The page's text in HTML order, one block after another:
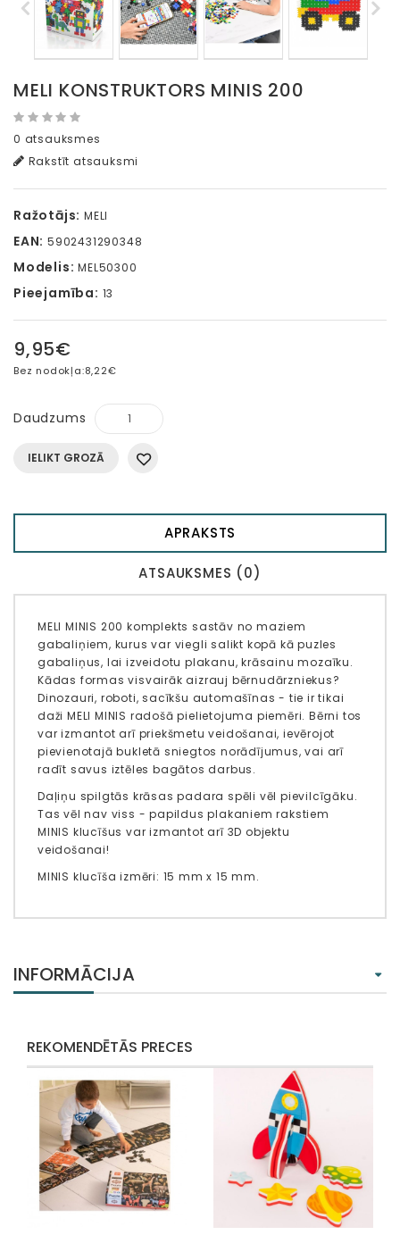
MELI KONSTRUKTORS MINIS 200
0 atsauksmes
Rakstīt atsauksmi
Ražotājs: MELI
EAN: 5902431290348
Modelis: MEL50300
Pieejamība: 13
9,95€
Bez nodokļa:8,22€
Daudzums
IELIKT GROZĀ
APRAKSTS
ATSAUKSMES (0)
MELI MINIS 200 komplekts sastāv no maziem
gabaliņiem, kurus var viegli salikt kopā kā puzles
gabaliņus, lai izveidotu plakanu, krāsainu mozaīku.
Kādas formas visvairāk aizrauj bērnudārzniekus?
Dinozauri, roboti, sacīkšu automašīnas - tie ir tikai
daži MELI MINIS radošā pielietojuma piemēri. Bērni tos
var izmantot arī priekšmetu veidošanai, ievērojot
pievienotajā bukletā sniegtos norādījumus, vai arī
radīt savus iztēles bagātos darbus.
Daļiņu spilgtās krāsas padara spēli vēl pievilcīgāku.
Tas vēl nav viss - papildus plakaniem rakstiem
MINIS klucīšus var izmantot arī 3D objektu
veidošanai!
MINIS klucīša izmēri: 15 mm x 15 mm.
INFORMĀCIJA
REKOMENDĒTĀS PRECES